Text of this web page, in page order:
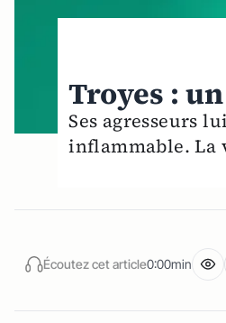
Troyes :
Ses agresseurs
inflammable. La
Écoutez cet article0:00min